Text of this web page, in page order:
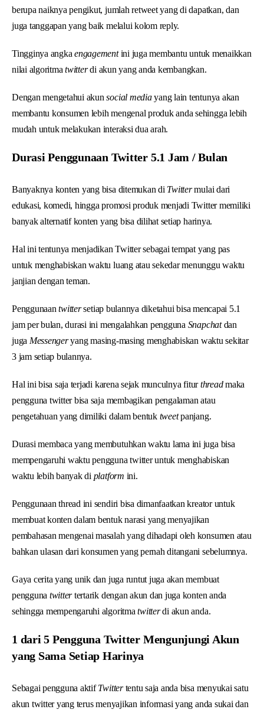
berupa naiknya pengikut, jumlah retweet yang di dapatkan, dan
juga tanggapan yang baik melalui kolom reply.
Tingginya angkaengagementini juga membantu untuk menaikkan
nilai algoritmatwitterdi akun yang anda kembangkan.
Dengan mengetahui akun social mediayang lain tentunya akan
membantu konsumen lebih mengenal produk anda sehingga lebih
mudah untuk melakukan interaksi dua arah.
Durasi Penggunaan Twitter 5.1 Jam / Bulan
Banyaknya konten yang bisa ditemukan di Twittermulai dari
edukasi, komedi, hingga promosi produk menjadi Twitter memiliki
banyak alternatif konten yang bisa dilihat setiap harinya.
Hal ini tentunya menjadikan Twitter sebagai tempat yang pas
untuk menghabiskan waktu luang atau sekedar menunggu waktu
janjian dengan teman.
Penggunaan twittersetiap bulannya diketahui bisa mencapai 5.1
jam per bulan, durasi ini mengalahkan pengguna Snapchatdan
juga Messengeryang masing-masing menghabiskan waktu sekitar
3 jam setiap bulannya.
Hal ini bisa saja terjadi karena sejak munculnya fiturthreadmaka
pengguna twitter bisa saja membagikan pengalaman atau
pengetahuan yang dimiliki dalam bentuk tweetpanjang.
Durasi membaca yang membutuhkan waktu lama ini juga bisa
mempengaruhi waktu pengguna twitter untuk menghabiskan
waktu lebih banyak di platform ini.
Penggunaan thread ini sendiri bisa dimanfaatkan kreator untuk
membuat konten dalam bentuk narasi yang menyajikan
pembahasan mengenai masalah yang dihadapi oleh konsumen atau
bahkan ulasan dari konsumen yang pernah ditangani sebelumnya.
Gaya cerita yang unik dan juga runtut juga akan membuat
pengguna twittertertarik dengan akun dan juga konten anda
sehingga mempengaruhi algoritmatwitterdi akun anda.
1 dari 5 Pengguna Twitter Mengunjungi Akun
yang Sama Setiap Harinya
Sebagai pengguna aktifTwittertentu saja anda bisa menyukai satu
akun twitter yang terus menyajikan informasi yang anda sukai dan